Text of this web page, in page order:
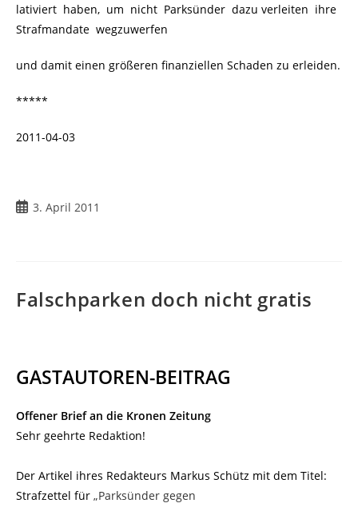
lativiert haben, um nicht Parksünder dazu verleiten ihre
Strafmandate wegzuwerfen
und damit einen größeren finanziellen Schaden zu erleiden.
*****
2011-04-03
Beitrag3. April 2011
Falschparken doch nicht gratis
GASTAUTOREN-BEITRAG
Offener Brief an die Kronen Zeitung
Sehr geehrte Redaktion!
Der Artikel ihres Redakteurs Markus Schütz mit dem Titel:
Strafzettel für „Parksünder gegen